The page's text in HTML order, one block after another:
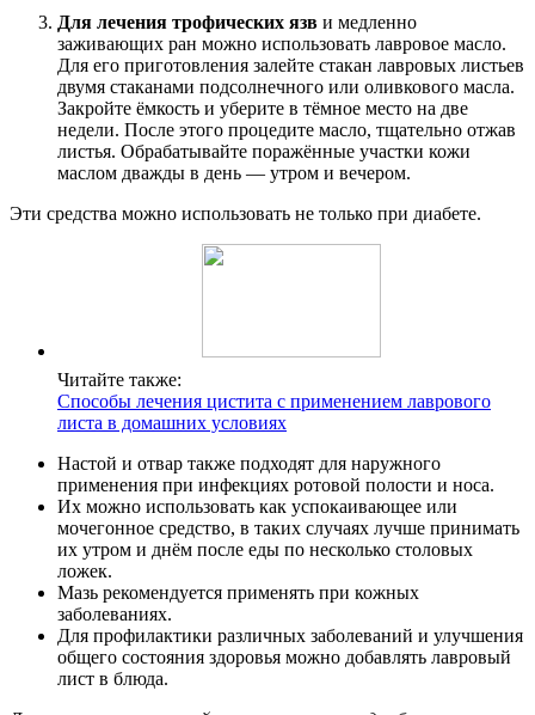
Для лечения трофических язв и медленно
заживающих ран можно использовать лавровое масло.
Для его приготовления залейте стакан лавровых листьев
двумя стаканами подсолнечного или оливкового масла.
Закройте ёмкость и уберите в тёмное место на две
недели. После этого процедите масло, тщательно отжав
листья. Обрабатывайте поражённые участки кожи
маслом дважды в день — утром и вечером.
Эти средства можно использовать не только при диабете.
Читайте также:
Способы лечения цистита с применением лаврового
листа в домашних условиях
Настой и отвар также подходят для наружного
применения при инфекциях ротовой полости и носа.
Их можно использовать как успокаивающее или
мочегонное средство, в таких случаях лучше принимать
их утром и днём после еды по несколько столовых
ложек.
Мазь рекомендуется применять при кожных
заболеваниях.
Для профилактики различных заболеваний и улучшения
общего состояния здоровья можно добавлять лавровый
лист в блюда.